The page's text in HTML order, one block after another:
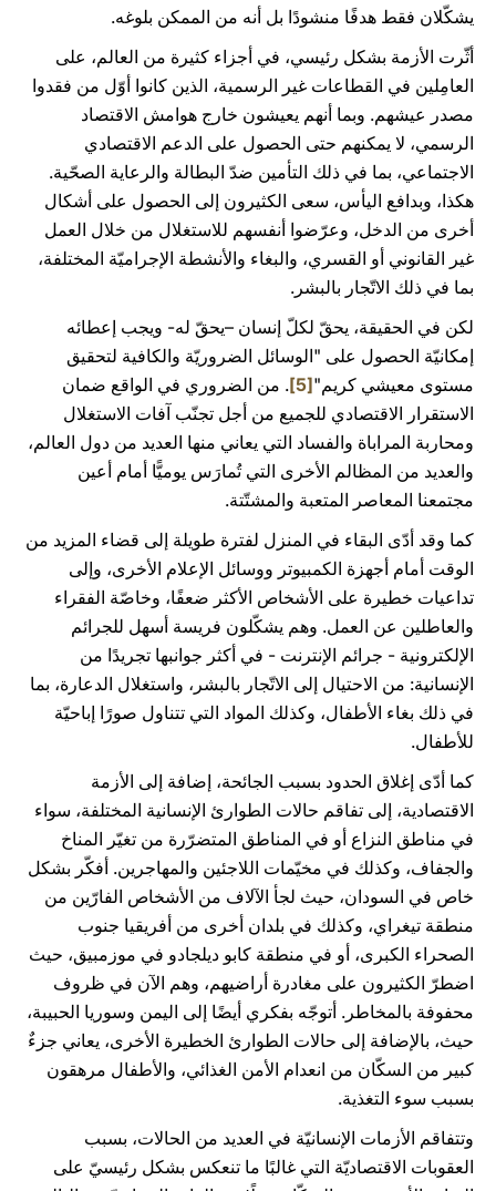
يشكّلان فقط هدفًا منشودًا بل أنه من الممكن بلوغه.
أثّرت الأزمة بشكل رئيسي، في أجزاء كثيرة من العالم، على
العامِلين في القطاعات غير الرسمية، الذين كانوا أوّل من فقدوا
مصدر عيشهم. وبما أنهم يعيشون خارج هوامش الاقتصاد
الرسمي، لا يمكنهم حتى الحصول على الدعم الاقتصادي
الاجتماعي، بما في ذلك التأمين ضدّ البطالة والرعاية الصحّية.
هكذا، وبدافع اليأس، سعى الكثيرون إلى الحصول على أشكال
أخرى من الدخل، وعرّضوا أنفسهم للاستغلال من خلال العمل
غير القانوني أو القسري، والبغاء والأنشطة الإجراميّة المختلفة،
بما في ذلك الاتّجار بالبشر.
لكن في الحقيقة، يحقّ لكلّ إنسان –يحقّ له- ويجب إعطائه
إمكانيّة الحصول على "الوسائل الضروريّة والكافية لتحقيق
مستوى معيشي كريم"[5]
. من الضروري في الواقع ضمان
الاستقرار الاقتصادي للجميع من أجل تجنّب آفات الاستغلال
ومحاربة المراباة والفساد التي يعاني منها العديد من دول العالم،
والعديد من المظالم الأخرى التي تُمارَس يوميًّا أمام أعين
مجتمعنا المعاصر المتعبة والمشتّتة.
كما وقد أدّى البقاء في المنزل لفترة طويلة إلى قضاء المزيد من
الوقت أمام أجهزة الكمبيوتر ووسائل الإعلام الأخرى، وإلى
تداعيات خطيرة على الأشخاص الأكثر ضعفًا، وخاصّة الفقراء
والعاطلين عن العمل. وهم يشكّلون فريسة أسهل للجرائم
الإلكترونية - جرائم الإنترنت - في أكثر جوانبها تجريدًا من
الإنسانية: من الاحتيال إلى الاتّجار بالبشر، واستغلال الدعارة، بما
في ذلك بغاء الأطفال، وكذلك المواد التي تتناول صورًا إباحيّة
للأطفال.
كما أدّى إغلاق الحدود بسبب الجائحة، إضافة إلى الأزمة
الاقتصادية، إلى تفاقم حالات الطوارئ الإنسانية المختلفة، سواء
في مناطق النزاع أو في المناطق المتضرّرة من تغيّر المناخ
والجفاف، وكذلك في مخيّمات اللاجئين والمهاجرين. أفكّر بشكل
خاص في السودان، حيث لجأ الآلاف من الأشخاص الفارّين من
منطقة تيغراي، وكذلك في بلدان أخرى من أفريقيا جنوب
الصحراء الكبرى، أو في منطقة كابو ديلجادو في موزمبيق، حيث
اضطرّ الكثيرون على مغادرة أراضيهم، وهم الآن في ظروف
محفوفة بالمخاطر. أتوجّه بفكري أيضًا إلى اليمن وسوريا الحبيبة،
حيث، بالإضافة إلى حالات الطوارئ الخطيرة الأخرى، يعاني جزءٌ
كبير من السكّان من انعدام الأمن الغذائي، والأطفال مرهقون
بسبب سوء التغذية.
وتتفاقم الأزمات الإنسانيّة في العديد من الحالات، بسبب
العقوبات الاقتصاديّة التي غالبًا ما تنعكس بشكل رئيسيّ على